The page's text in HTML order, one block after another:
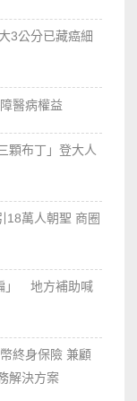
3公分已藏癌細
醫病權益
顆布丁」登大人
18萬人朝聖 商圈
」 地方補助喊
終身保險 兼顧
解決方案